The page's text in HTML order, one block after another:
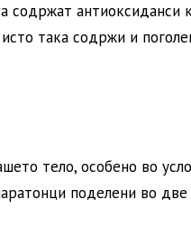
содржат
исто така содржи и
тело, особено во
поделени во две